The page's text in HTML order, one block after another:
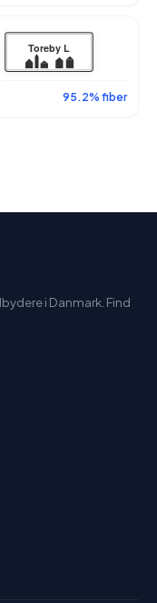
95.2% fiber
i Danmark. Find